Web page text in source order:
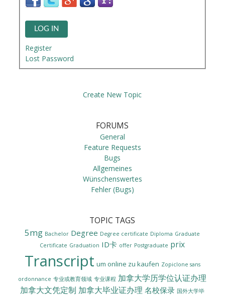
LOG IN
Register
Lost Password
Create New Topic
FORUMS
General
Feature Requests
Bugs
Allgemeines
Wünschenswertes
Fehler (Bugs)
TOPIC TAGS
5mg Bachelor Degree Degree certificate Diploma Graduate
Certificate Graduation ID卡 offer Postgraduate prix
Transcript um online zu kaufen Zopiclone sans
ordonnance 专业或教育领域 专业课程 加拿大学历学位认证办理
加拿大文凭定制 加拿大毕业证办理 名校保录 国外大学毕